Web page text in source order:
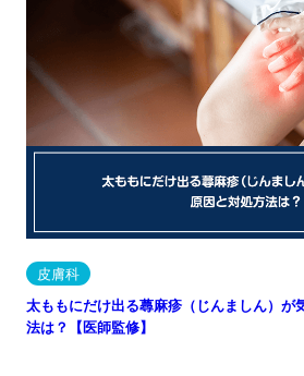
皮膚科
太ももにだけ出る蕁麻疹（じんましん）が
法は？【医師監修】